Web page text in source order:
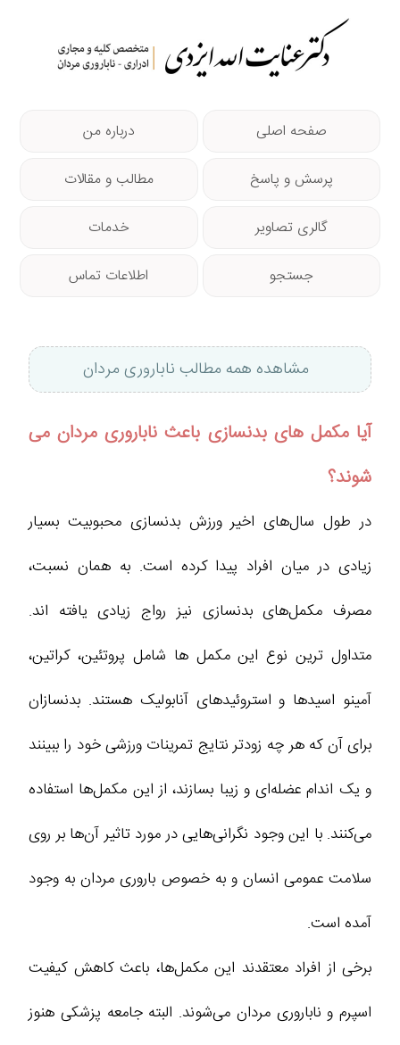
صفحه اصلی درباره من
پرسش و پاسخ مطالب و مقالات
گالری تصاویر خدمات
جستجو اطلاعات تماس
مشاهده همه مطالب ناباروری مردان
آیا مکمل های بدنسازی باعث ناباروری مردان می
شوند؟
در طول سال‌های اخیر ورزش بدنسازی محبوبیت بسیار
زیادی در میان افراد پیدا کرده است. به همان نسبت،
مصرف مکمل‌های بدنسازی نیز رواج زیادی یافته‌ اند.
متداول‌ ترین نوع این مکمل‌ ها شامل پروتئین، کراتین،
آمینو اسیدها و استروئیدهای آنابولیک هستند. بدنسازان
برای آن که هر چه زودتر نتایج تمرینات ورزشی خود را ببینند
و یک اندام عضله‌ای و زیبا بسازند، از این مکمل‌ها استفاده
می‌کنند. با این وجود نگرانی‌هایی در مورد تاثیر آن‌ها بر روی
سلامت عمومی انسان و به خصوص باروری مردان به وجود
آمده است.
برخی از افراد معتقدند این مکمل‌ها، باعث کاهش کیفیت
اسپرم و ناباروری مردان می‌شوند. البته جامعه پزشکی هنوز